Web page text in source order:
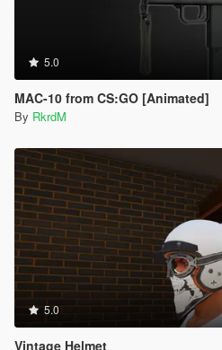
5.0
MAC-10 from CS:GO [Animated]
By RkrdM
5.0
Vintage Helmet